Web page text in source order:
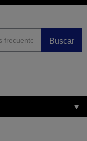
Buscar